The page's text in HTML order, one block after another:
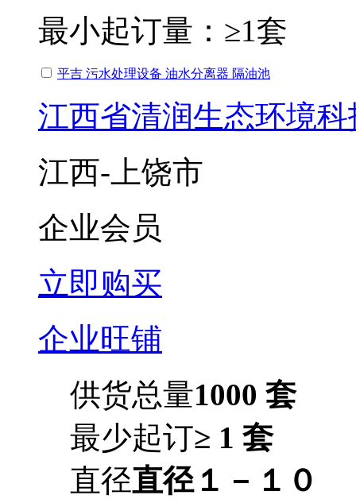
最小起订量： ≥1套
平吉 污水处理设备 油水分离器 隔油池
江西省清润生态环境
江西-上饶市
企业会员
立即购买
企业旺铺
供货总量1000 套
最少起订≥ 1 套
直径直径１－１０